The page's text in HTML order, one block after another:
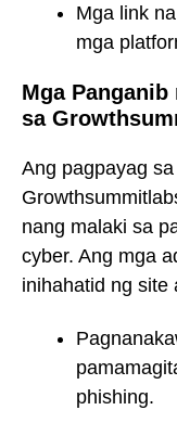
Mga link
mga
Mga
sa
Ang pagpayag
nang malaki sa
cyber. Ang mga
inihahatid ng site
phishing.